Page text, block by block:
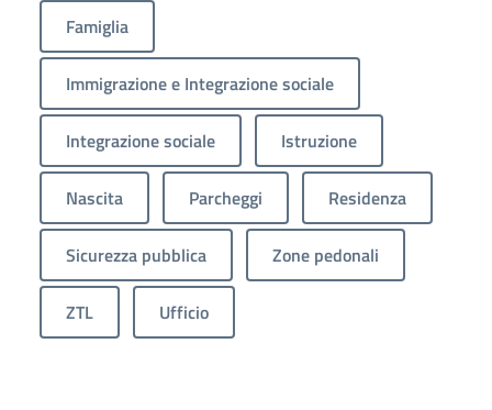
Famiglia
Immigrazione e Integrazione sociale
Integrazione sociale Istruzione
Nascita Parcheggi Residenza
Sicurezza pubblica Zone pedonali
ZTL Ufficio